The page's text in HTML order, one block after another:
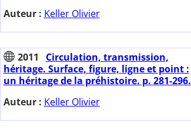
Auteur : Keller Olivier
2011
Circulation, transmission,
héritage. Surface, figure, ligne et point :
un héritage de la préhistoire. p. 281-296.
Auteur : Keller Olivier